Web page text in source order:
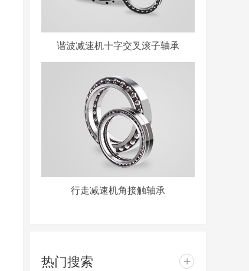
谐波减速机十字交叉滚子轴承
行走减速机角接触轴承
热门搜索 +